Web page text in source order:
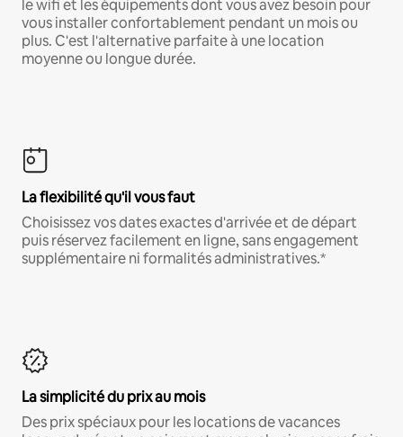
le wifi et les équipements dont vous avez besoin pour
vous installer confortablement pendant un mois ou
plus. C'est l'alternative parfaite à une location
moyenne ou longue durée.
La flexibilité qu'il vous faut
Choisissez vos dates exactes d'arrivée et de départ
puis réservez facilement en ligne, sans engagement
supplémentaire ni formalités administratives.*
La simplicité du prix au mois
Des prix spéciaux pour les locations de vacances